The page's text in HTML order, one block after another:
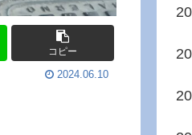
コピー
2024.06.10